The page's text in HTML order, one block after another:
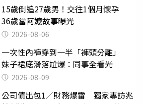
15歲倒追27歲男！交往1個月懷孕
36歲當阿嬤故事曝光
2026-08-06
一次性內褲穿到一半「褲頭分離」
妹子裙底滑落尬爆：同事全看光
2026-08-09
公司債出包1／財務爆雷 獨家專訪兆